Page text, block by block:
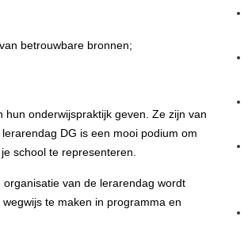
betrouwbare bronnen;
hun onderwijspraktijk geven. Ze zijn van
DG is een mooi podium om
school te representeren.
van de lerarendag wordt
te maken in programma en